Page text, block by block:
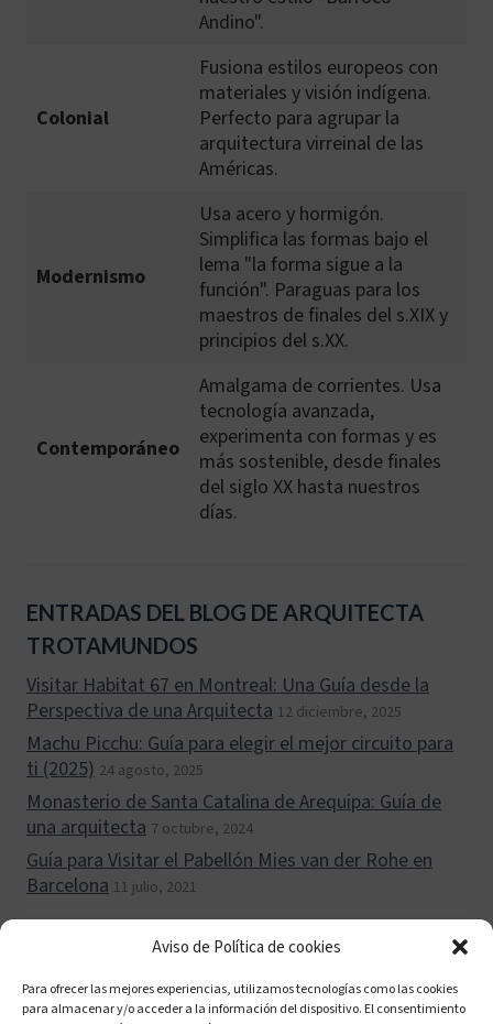
Aviso de Política de cookies
Para ofrecer las mejores experiencias, utilizamos tecnologías como las cookies
para almacenar y/o acceder a la información del dispositivo. El consentimiento
Andino".
Colonial
Fusiona estilos europeos con
materiales y visión indígena.
Perfecto para agrupar la
arquitectura virreinal de las
Américas.
Modernismo
Usa acero y hormigón.
Simplifica las formas bajo el
lema "la forma sigue a la
función". Paraguas para los
maestros de finales del s.XIX y
principios del s.XX.
Contemporáneo
Amalgama de corrientes. Usa
tecnología avanzada,
experimenta con formas y es
más sostenible, desde finales
del siglo XX hasta nuestros
días.
ENTRADAS DEL BLOG DE ARQUITECTA
TROTAMUNDOS
Visitar Habitat 67 en Montreal: Una Guía desde la
Perspectiva de una Arquitecta 12 diciembre, 2025
Machu Picchu: Guía para elegir el mejor circuito para
ti (2025) 24 agosto, 2025
Monasterio de Santa Catalina de Arequipa: Guía de
una arquitecta 7 octubre, 2024
Guía para Visitar el Pabellón Mies van der Rohe en
Barcelona 11 julio, 2021